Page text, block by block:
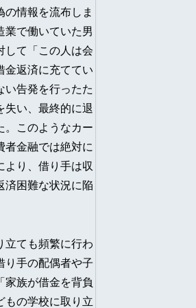
の情報を流布しま
業で働いていた男
して「この人は会
金返済に充ててい
い告発を行ったた
失い、最終的に退
。このようなカー
者金融では絶対に
より、借り手は収
済困難な状況に陥
立ても頻繁に行わ
り手の配偶者や子
家族が借金を背負
もの学校に取り立